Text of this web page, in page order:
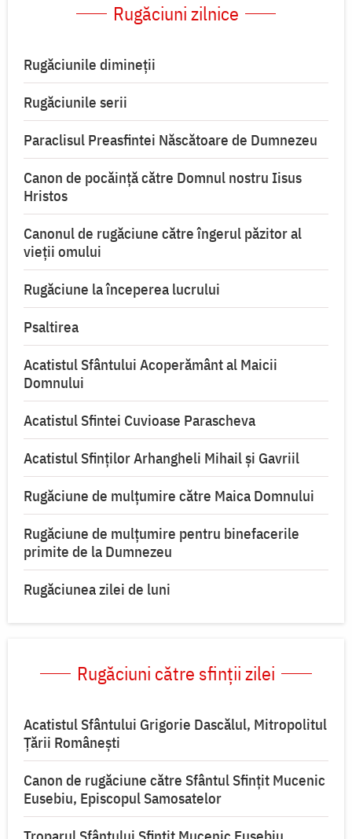
Rugăciuni zilnice
Rugăciunile dimineții
Rugăciunile serii
Paraclisul Preasfintei Născătoare de Dumnezeu
Canon de pocăință către Domnul nostru Iisus
Hristos
Canonul de rugăciune către îngerul păzitor al
vieții omului
Rugăciune la începerea lucrului
Psaltirea
Acatistul Sfântului Acoperământ al Maicii
Domnului
Acatistul Sfintei Cuvioase Parascheva
Acatistul Sfinților Arhangheli Mihail și Gavriil
Rugăciune de mulţumire către Maica Domnului
Rugăciune de mulțumire pentru binefacerile
primite de la Dumnezeu
Rugăciunea zilei de luni
Rugăciuni către sfinții zilei
Acatistul Sfântului Grigorie Dascălul, Mitropolitul
Ţării Româneşti
Canon de rugăciune către Sfântul Sfinţit Mucenic
Eusebiu, Episcopul Samosatelor